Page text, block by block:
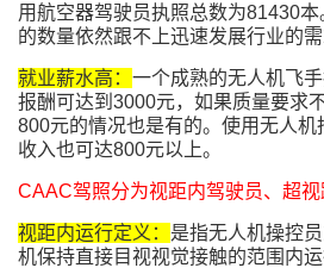
用航空器驾驶员执照总数为81430
的数量依然跟不上迅速发展行业的
就业薪水高： 一个成熟的无人机飞
报酬可达到3000元，如果质量要求
800元的情况也是有的。使用无人机
收入也可达800元以上。
CAAC驾照分为视距内驾驶员、超视
视距内运行定义： 是指无人机操控
机保持直接目视视觉接触的范围内